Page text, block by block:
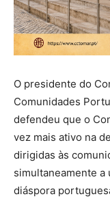
O presidente do
Comunidades
defendeu que o
vez mais ativo na
dirigidas às
simultaneamente
diáspora